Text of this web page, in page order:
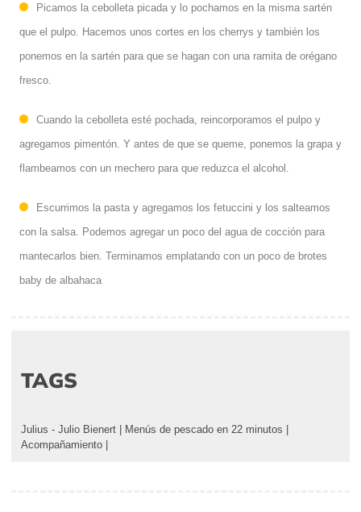
Picamos la cebolleta picada y lo pochamos en la misma sartén
que el pulpo. Hacemos unos cortes en los cherrys y también los
ponemos en la sartén para que se hagan con una ramita de orégano
fresco.
Cuando la cebolleta esté pochada, reincorporamos el pulpo y
agregamos pimentón. Y antes de que se queme, ponemos la grapa y
flambeamos con un mechero para que reduzca el alcohol.
Escurrimos la pasta y agregamos los fetuccini y los salteamos
con la salsa. Podemos agregar un poco del agua de cocción para
mantecarlos bien. Terminamos emplatando con un poco de brotes
baby de albahaca
TAGS
Julius - Julio Bienert | Menús de pescado en 22 minutos |
Acompañamiento |